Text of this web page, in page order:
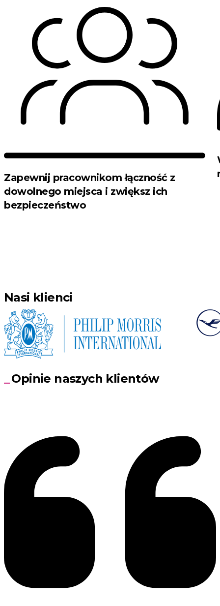
Zapewnij pracownikom łączność z
dowolnego miejsca i zwiększ ich
bezpieczeństwo
Nasi klienci
Opinie naszych klientów